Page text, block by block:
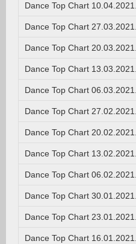
Dance Top Chart 10.04.2021.
Dance Top Chart 27.03.2021.
Dance Top Chart 20.03.2021.
Dance Top Chart 13.03.2021.
Dance Top Chart 06.03.2021.
Dance Top Chart 27.02.2021.
Dance Top Chart 20.02.2021.
Dance Top Chart 13.02.2021.
Dance Top Chart 06.02.2021.
Dance Top Chart 30.01.2021.
Dance Top Chart 23.01.2021.
Dance Top Chart 16.01.2021.